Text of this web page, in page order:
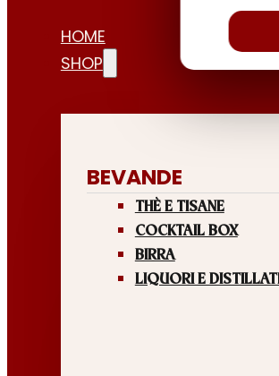
HOME
SHOP
BEVANDE
THÈ E TISANE
COCKTAIL BOX
BIRRA
LIQUORI E DISTILLATI